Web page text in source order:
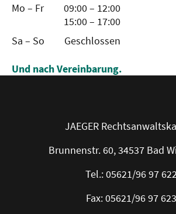
Mo – Fr
09:00 – 12:00
15:00 – 17:00
Sa – So
Geschlossen
Und nach Vereinbarung.
JAEGER
Brunnenstr. 60, 34537 Bad
Tel.: 05621/96 97
Fax: 05621/96 97 623